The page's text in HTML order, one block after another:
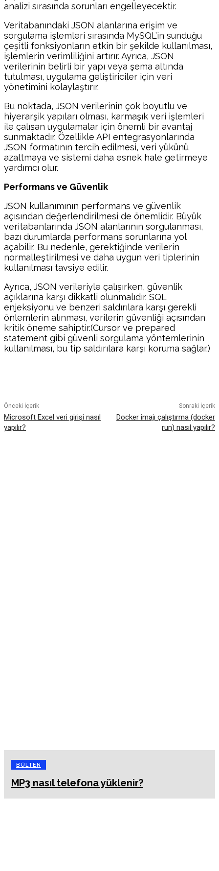
analizi sırasında sorunları engelleyecektir.
Veritabanındaki JSON alanlarına erişim ve
sorgulama işlemleri sırasında MySQL’in sunduğu
çeşitli fonksiyonların etkin bir şekilde kullanılması,
işlemlerin verimliliğini artırır. Ayrıca, JSON
verilerinin belirli bir yapı veya şema altında
tutulması, uygulama geliştiriciler için veri
yönetimini kolaylaştırır.
Bu noktada, JSON verilerinin çok boyutlu ve
hiyerarşik yapıları olması, karmaşık veri işlemleri
ile çalışan uygulamalar için önemli bir avantaj
sunmaktadır. Özellikle API entegrasyonlarında
JSON formatının tercih edilmesi, veri yükünü
azaltmaya ve sistemi daha esnek hale getirmeye
yardımcı olur.
Performans ve Güvenlik
JSON kullanımının performans ve güvenlik
açısından değerlendirilmesi de önemlidir. Büyük
veritabanlarında JSON alanlarının sorgulanması,
bazı durumlarda performans sorunlarına yol
açabilir. Bu nedenle, gerektiğinde verilerin
normalleştirilmesi ve daha uygun veri tiplerinin
kullanılması tavsiye edilir.
Ayrıca, JSON verileriyle çalışırken, güvenlik
açıklarına karşı dikkatli olunmalıdır. SQL
enjeksiyonu ve benzeri saldırılara karşı gerekli
önlemlerin alınması, verilerin güvenliği açısından
kritik öneme sahiptir.(Cursor ve prepared
statement gibi güvenli sorgulama yöntemlerinin
kullanılması, bu tip saldırılara karşı koruma sağlar.)
Önceki İçerik
Microsoft Excel veri girişi nasıl
yapılır?
Sonraki İçerik
Docker imajı çalıştırma (docker
run) nasıl yapılır?
BÜLTEN
MP3 nasıl telefona yüklenir?